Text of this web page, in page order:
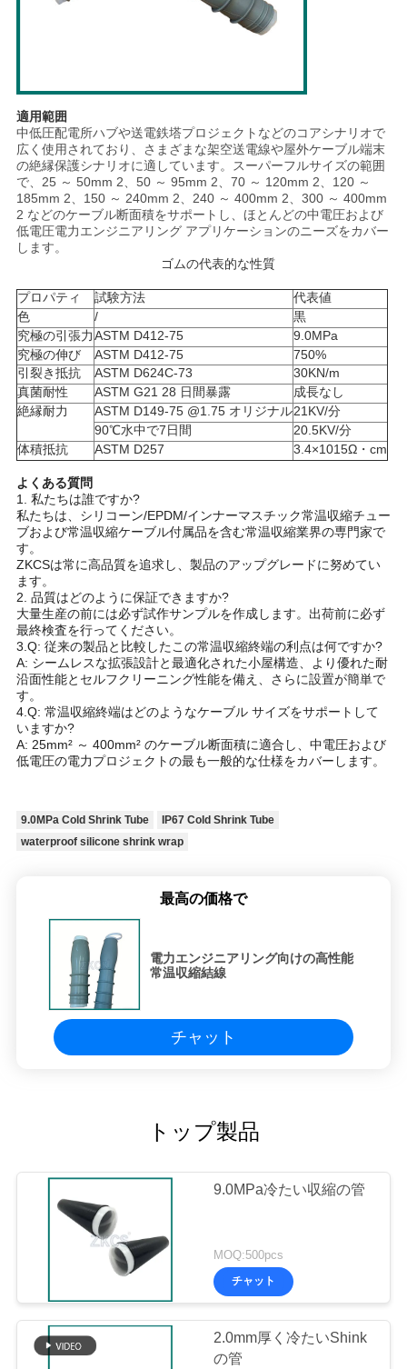
適用範囲
中低圧配電所ハブや送電鉄塔プロジェクトなどのコアシナリオで
広く使用されており、さまざまな架空送電線や屋外ケーブル端末
の絶縁保護シナリオに適しています。スーパーフルサイズの範囲
で、25 ～ 50mm 2、50 ～ 95mm 2、70 ～ 120mm 2、120 ～
185mm 2、150 ～ 240mm 2、240 ～ 400mm 2、300 ～ 400mm
2 などのケーブル断面積をサポートし、ほとんどの中電圧および
低電圧電力エンジニアリング アプリケーションのニーズをカバー
します。
ゴムの代表的な性質
プロパティ 試験方法
代表値
色
/
黒
究極の引張力ASTM D412-75
9.0MPa
究極の伸び
ASTM D412-75
750%
引裂き抵抗
ASTM D624C-73
30KN/m
真菌耐性
ASTM G21 28 日間暴露
成長なし
絶縁耐力
ASTM D149-75 @1.75 オリジナル21KV/分
90℃水中で7日間
20.5KV/分
体積抵抗
ASTM D257 3.4×1015Ω・cm
よくある質問
1. 私たちは誰ですか?
私たちは、シリコーン/EPDM/インナーマスチック常温収縮チュー
ブおよび常温収縮ケーブル付属品を含む常温収縮業界の専門家で
す。
ZKCSは常に高品質を追求し、製品のアップグレードに努めてい
ます。
2. 品質はどのように保証できますか?
大量生産の前には必ず試作サンプルを作成します。 出荷前に必ず
最終検査を行ってください。
3.Q: 従来の製品と比較したこの常温収縮終端の利点は何ですか?
A: シームレスな拡張設計と最適化された小屋構造、より優れた耐
沿面性能とセルフクリーニング性能を備え、さらに設置が簡単で
す。
4.Q: 常温収縮終端はどのようなケーブル サイズをサポートして
いますか?
A: 25mm² ～ 400mm² のケーブル断面積に適合し、中電圧および
低電圧の電力プロジェクトの最も一般的な仕様をカバーします。
9.0MPa Cold Shrink Tube
IP67 Cold Shrink Tube
waterproof silicone shrink wrap
最高の価格で
電力エンジニアリング向けの高性能
常温収縮結線
チャット
トップ製品
9.0MPa冷たい収縮の管
MOQ:500pcs
チャット
2.0mm厚く冷たいShink
の管